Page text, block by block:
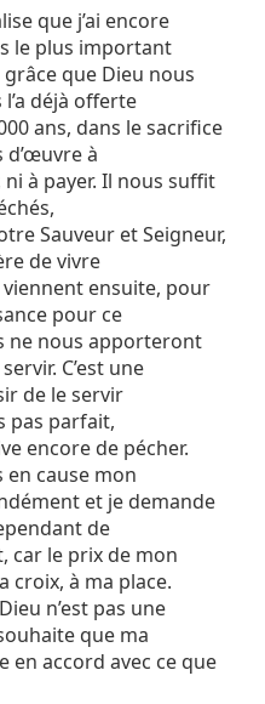
que j’ai encore
le plus important
que Dieu nous
déjà offerte
ans, dans le sacrifice
d’œuvre à
à payer. Il nous suffit
Sauveur et Seigneur,
de vivre
ensuite, pour
pour ce
ne nous apporteront
C’est une
de le servir
pas parfait,
encore de pécher.
en cause mon
et je demande
de
car le prix de mon
croix, à ma place.
n’est pas une
que ma
en accord avec ce que